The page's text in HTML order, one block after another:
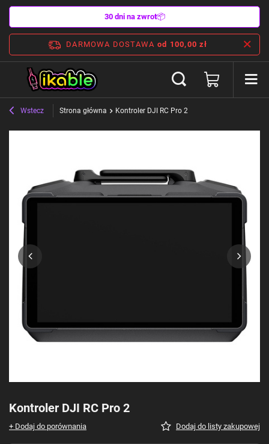
30 dni na zwrot📦
DARMOWA DOSTAWA od 100,00 zł
Wstecz Strona główna Kontroler DJI RC Pro 2
Kontroler DJI RC Pro 2
+ Dodaj do porównania Dodaj do listy zakupowej